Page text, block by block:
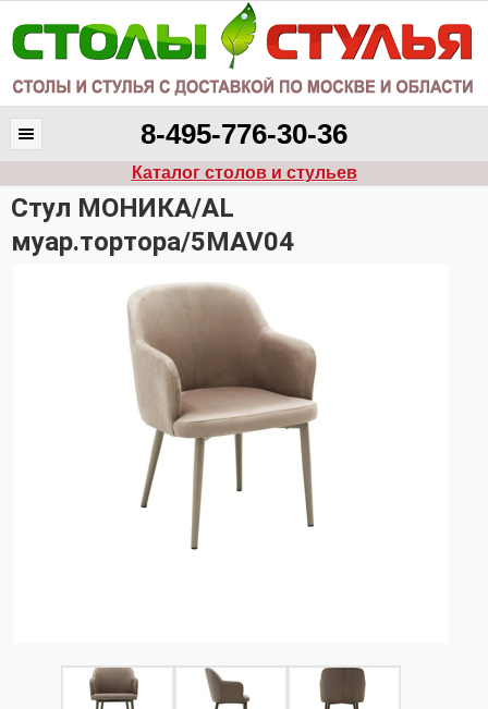
8-495-776-30-36
Каталог столов и стульев
Стул МОНИКА/AL
муар.тортора/5MAV04